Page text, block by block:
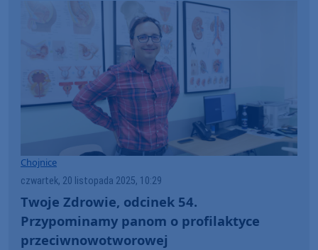
Chojnice
czwartek, 20 listopada 2025, 10:29
Twoje Zdrowie, odcinek 54.
Przypominamy panom o profilaktyce
przeciwnowotworowej